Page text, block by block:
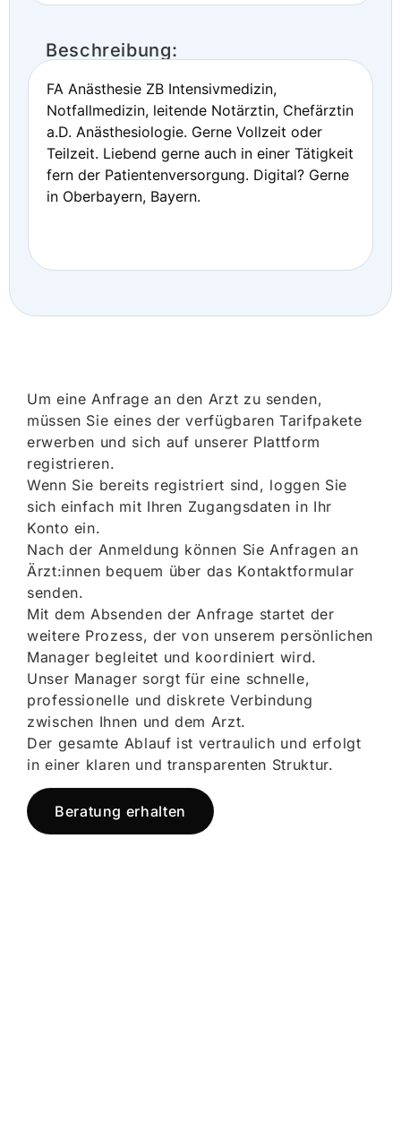
Beschreibung:
FA Anästhesie ZB Intensivmedizin,
Notfallmedizin, leitende Notärztin, Chefärztin
a.D. Anästhesiologie. Gerne Vollzeit oder
Teilzeit. Liebend gerne auch in einer Tätigkeit
fern der Patientenversorgung. Digital? Gerne
in Oberbayern, Bayern.
Um eine Anfrage an den Arzt zu senden,
müssen Sie eines der verfügbaren Tarifpakete
erwerben und sich auf unserer Plattform
registrieren.
Wenn Sie bereits registriert sind, loggen Sie
sich einfach mit Ihren Zugangsdaten in Ihr
Konto ein.
Nach der Anmeldung können Sie Anfragen an
Ärzt:innen bequem über das Kontaktformular
senden.
Mit dem Absenden der Anfrage startet der
weitere Prozess, der von unserem persönlichen
Manager begleitet und koordiniert wird.
Unser Manager sorgt für eine schnelle,
professionelle und diskrete Verbindung
zwischen Ihnen und dem Arzt.
Der gesamte Ablauf ist vertraulich und erfolgt
in einer klaren und transparenten Struktur.
Beratung erhalten